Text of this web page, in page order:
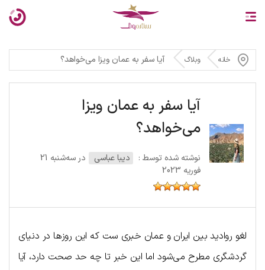
خانه وبلاگ آیا سفر به عمان ویزا می‌خواهد؟
آیا سفر به عمان ویزا
می‌خواهد؟
نوشته شده توسط : دیبا عباسی
در سه‌شنبه 21
فوریه 2023
لغو روادید بین ایران و عمان خبری ست که این روزها در دنیای
گردشگری مطرح می‌شود اما این خبر تا چه حد صحت دارد، آیا